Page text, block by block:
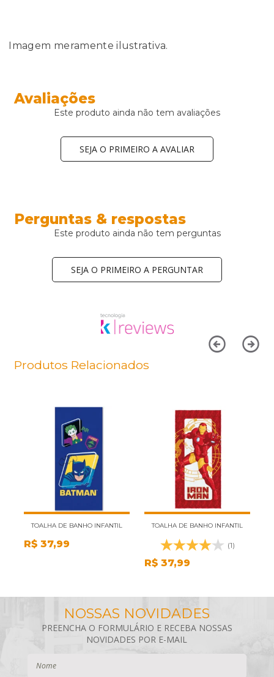
Imagem meramente ilustrativa.
Avaliações
Este produto ainda não tem avaliações
SEJA O PRIMEIRO A AVALIAR
Perguntas & respostas
Este produto ainda não tem perguntas
SEJA O PRIMEIRO A PERGUNTAR
Produtos Relacionados
TOALHA DE BANHO INFANTIL
FELPUDA LEPPER BATMAN X
R$ 37,99
TOALHA DE BANHO INFANTIL
FELPUDA LEPPER AVENGERS
COR: ESTAMPA 5
(1)
R$ 37,99